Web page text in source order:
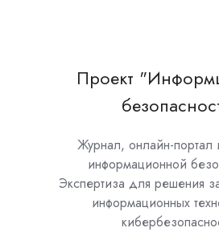
Проект
Журнал, онлайн-
информационной
Экспертиза для решения
информационных